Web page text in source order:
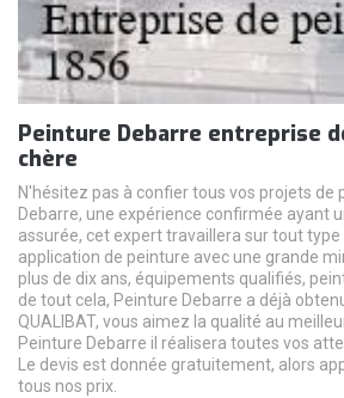
Peinture Debarre entreprise
chère
N'hésitez pas à confier tous vos projets de
Debarre, une expérience confirmée ayant
assurée, cet expert travaillera sur tout
application de peinture avec une grande
plus de dix ans, équipements qualifiés,
de tout cela, Peinture Debarre a déjà
QUALIBAT, vous aimez la qualité au
Peinture Debarre il réalisera toutes vos
Le devis est donnée gratuitement, alors
tous nos prix.